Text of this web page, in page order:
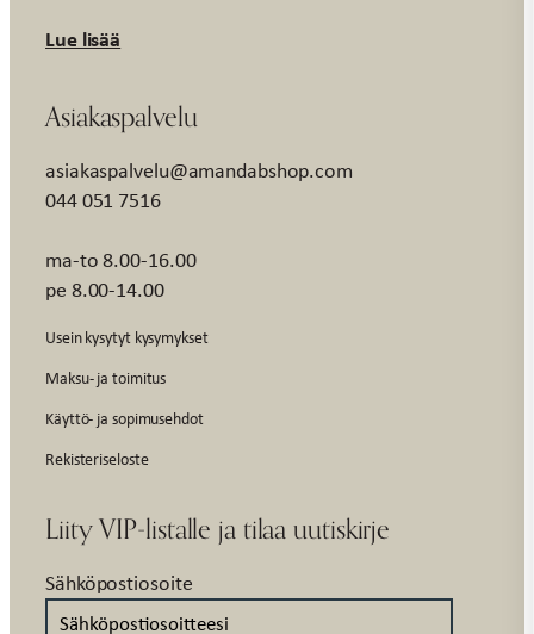
Lue lisää
Asiakaspalvelu
asiakaspalvelu@amandabshop.com
044 051 7516
ma-to 8.00-16.00
pe 8.00-14.00
Usein kysytyt kysymykset
Maksu- ja toimitus
Käyttö- ja sopimusehdot
Rekisteriseloste
Liity VIP-listalle ja tilaa uutiskirje
Sähköpostiosoite